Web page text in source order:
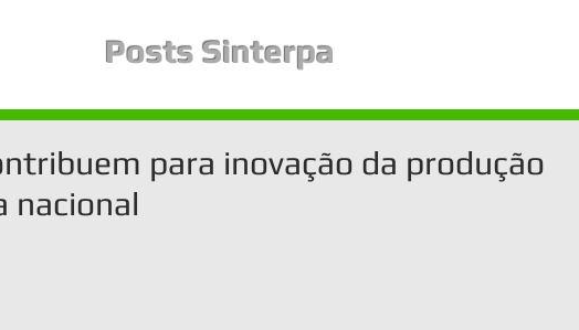
Posts Sinterpa
para inovação da produção
nacional